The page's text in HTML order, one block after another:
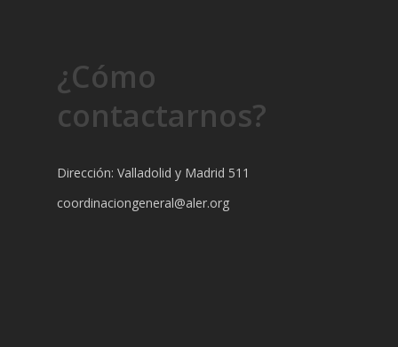
¿Cómo
contactarnos?
Dirección: Valladolid y Madrid 511
coordinaciongeneral@aler.org